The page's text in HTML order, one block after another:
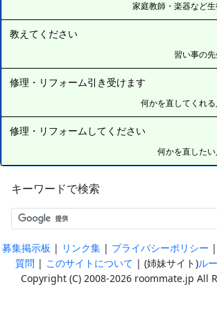
家庭教師・楽器など
教えてください
習い事の
修理・リフォーム引き受けます
何かを直してくれ
修理・リフォームしてください
何かを直した
キーワードで検索
募集掲示板 | リンク集 | プライバシーポリシー |
質問 | このサイトについて | (姉妹サイト)ル
Copyright (C) 2008-2026 roommate.jp All